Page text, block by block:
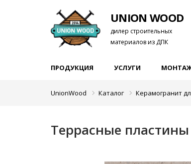
UNION WOOD
дилер строительных
материалов из ДПК
ПРОДУКЦИЯ УСЛУГИ
UnionWood Каталог Керамогранит
Террасные